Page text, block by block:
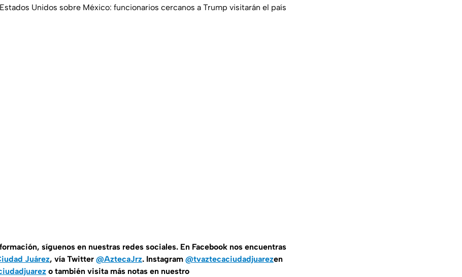
Unidos sobre México: funcionarios cercanos a Trump visitarán el país
síguenos en nuestras redes sociales. En Facebook nos encuentras
Juárez, vía Twitter @AztecaJrz. Instagram @tvaztecaciudadjuarezen
o también visita más notas en nuestro